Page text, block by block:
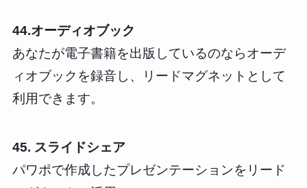
44.オーディオブック
あなたが電子書籍を出版しているのならオーデ
ィオブックを録音し、リードマグネットとして
利用できます。
45. スライドシェア
パワポで作成したプレゼンテーションをリード